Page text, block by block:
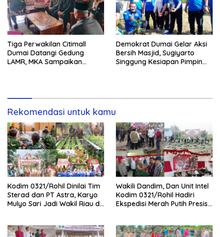
Tiga Perwakilan Citimall
Dumai Datangi Gedung
LAMR, MKA Sampaikan
Demokrat Dumai Gelar Aksi
Bersih Masjid, Sugiyarto
Singgung Kesiapan Pimpin
Rekomendasi untuk kamu
Kodim 0321/Rohil Dinilai Tim
Sterad dan PT Astra, Karyo
Mulyo Sari Jadi Wakil Riau di
Wakili Dandim, Dan Unit Intel
Kodim 0321/Rohil Hadiri
Ekspedisi Merah Putih Presisi